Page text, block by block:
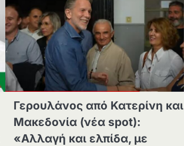
Γερουλάνος από Κατερίνη και
Μακεδονία (νέα spot):
«Αλλαγή και ελπίδα, με